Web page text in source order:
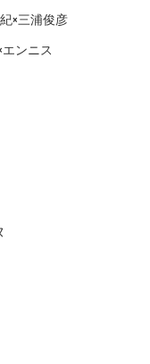
×三浦俊彦
ンニス